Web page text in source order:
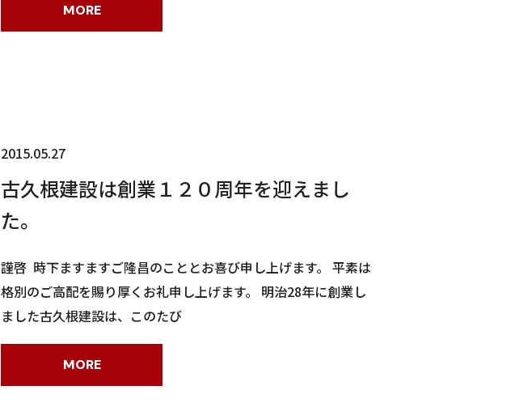
MORE
2015.05.27
古久根建設は創業１２０周年を迎えまし
た。
謹啓 時下ますますご隆昌のこととお喜び申し上げます。 平素は
格別のご高配を賜り厚くお礼申し上げます。 明治28年に創業し
ました古久根建設は、このたび
MORE